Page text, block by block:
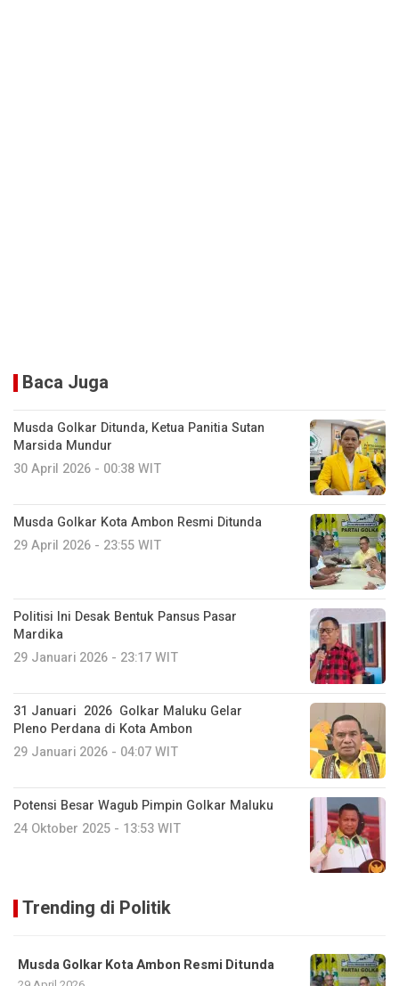
Baca Juga
Musda Golkar Ditunda, Ketua Panitia Sutan
Marsida Mundur
30 April 2026 - 00:38 WIT
Musda Golkar Kota Ambon Resmi Ditunda
29 April 2026 - 23:55 WIT
Politisi Ini Desak Bentuk Pansus Pasar
Mardika
29 Januari 2026 - 23:17 WIT
31 Januari 2026 Golkar Maluku Gelar
Pleno Perdana di Kota Ambon
29 Januari 2026 - 04:07 WIT
Potensi Besar Wagub Pimpin Golkar Maluku
24 Oktober 2025 - 13:53 WIT
Trending di Politik
Musda Golkar Kota Ambon Resmi Ditunda